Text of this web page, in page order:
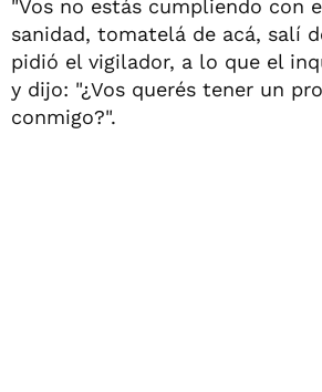
"Vos no estás cumpliendo con
sanidad, tomatelá de acá, salí
pidió el vigilador, a lo que el
y dijo: "¿Vos querés tener un
conmigo?".